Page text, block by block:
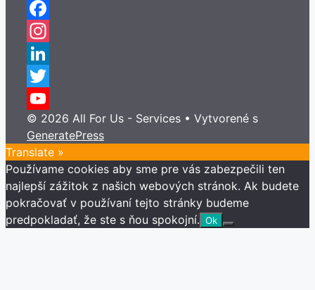
Facebook
Instagram
LinkedIn
Twitter
YouTube
Channel
© 2026 All For Us - Services • Vytvorené s
GeneratePress
Translate »
Používame cookies aby sme pre vás zabezpečili ten
najlepší zážitok z našich webových stránok. Ak budete
pokračovať v používaní tejto stránky budeme
predpokladať, že ste s ňou spokojní. Ok